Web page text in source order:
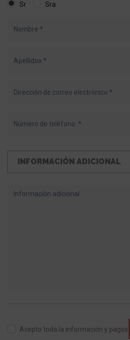
Sr Sra
INFORMACIÓN ADICIONAL
Acepto toda la información y pagos